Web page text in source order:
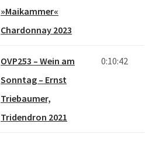
»Maikammer«
Chardonnay 2023
OVP253 – Wein am
Sonntag – Ernst
Triebaumer,
Tridendron 2021
0:10:42